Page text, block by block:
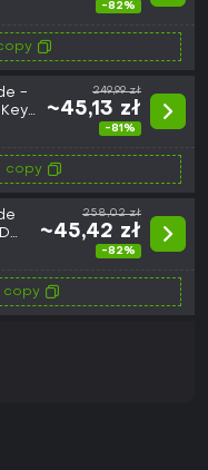
-82%
-
249,99 zł
~45,13 zł
-81%
copy
258,02 zł
~45,42 zł
-82%
copy